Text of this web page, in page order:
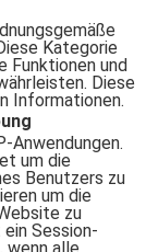
Kategorie
Funktionen und
Diese
Informationen.
Anwendungen.
um die
Benutzers zu
um die
zu
Session-